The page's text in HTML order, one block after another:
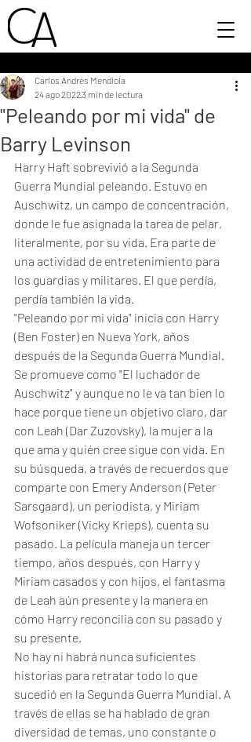
"Peleando por mi vida" de
Barry Levinson
Carlos Andrés Mendiola
24 ago 20223 min de lectura
Harry Haft sobrevivió a la Segunda
Guerra Mundial peleando. Estuvo en
Auschwitz, un campo de concentración,
donde le fue asignada la tarea de pelar,
literalmente, por su vida. Era parte de
una actividad de entretenimiento para
los guardias y militares. El que perdía,
perdía también la vida.
"Peleando por mi vida" inicia con Harry
(Ben Foster) en Nueva York, años
después de la Segunda Guerra Mundial.
Se promueve como "El luchador de
Auschwitz" y aunque no le va tan bien lo
hace porque tiene un objetivo claro, dar
con Leah (Dar Zuzovsky), la mujer a la
que ama y quién cree sigue con vida. En
su búsqueda, a través de recuerdos que
comparte con Emery Anderson (Peter
Sarsgaard), un periodista, y Miriam
Wofsoniker (Vicky Krieps), cuenta su
pasado. La película maneja un tercer
tiempo, años después, con Harry y
Miriam casados y con hijos, el fantasma
de Leah aún presente y la manera en
cómo Harry reconcilia con su pasado y
su presente.
No hay ni habrá nunca suficientes
historias para retratar todo lo que
sucedió en la Segunda Guerra Mundial. A
través de ellas se ha hablado de gran
diversidad de temas, uno constante o